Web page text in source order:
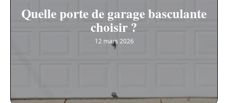
Quelle porte de garage basculante
choisir ?
12 mars 2026